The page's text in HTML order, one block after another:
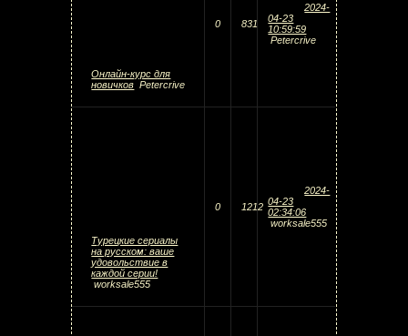
Онлайн-курс для
новичков Petercrive
0 831
2024-
04-23
10:59:59
Petercrive
Турецкие сериалы
на русском: ваше
удовольствие в
каждой серии!
worksale555
0 1212
2024-
04-23
02:34:06
worksale555